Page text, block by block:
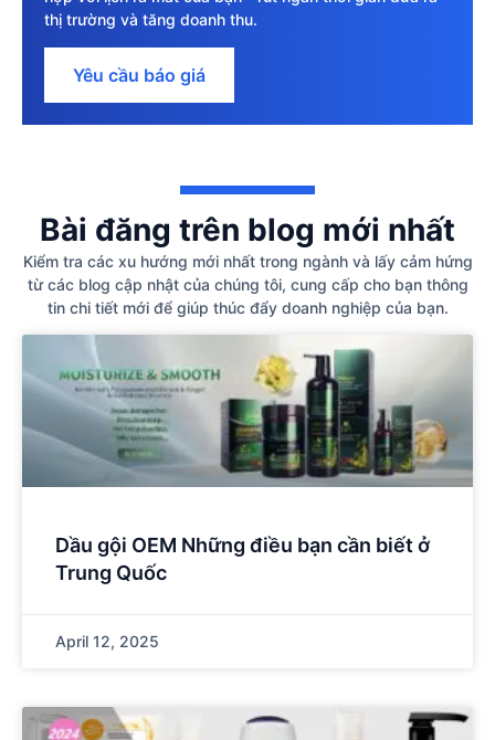
thị trường và tăng doanh thu.
Yêu cầu báo giá
Bài đăng trên blog mới nhất
Kiểm tra các xu hướng mới nhất trong ngành và lấy cảm hứng
từ các blog cập nhật của chúng tôi, cung cấp cho bạn thông
tin chi tiết mới để giúp thúc đẩy doanh nghiệp của bạn.
Dầu gội OEM Những điều bạn cần biết ở
Trung Quốc
April 12, 2025